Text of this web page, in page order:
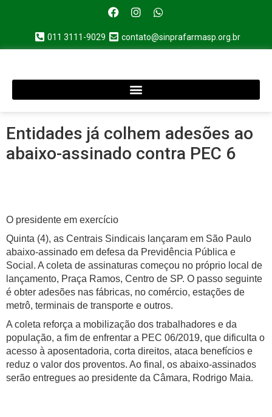
011 3111-9029 contato@sinprafarmasp.org.br
Entidades já colhem adesões ao
abaixo-assinado contra PEC 6
O presidente em exercício
Quinta (4), as Centrais Sindicais lançaram em São Paulo
abaixo-assinado em defesa da Previdência Pública e
Social. A coleta de assinaturas começou no próprio local de
lançamento, Praça Ramos, Centro de SP. O passo seguinte
é obter adesões nas fábricas, no comércio, estações de
metrô, terminais de transporte e outros.
A coleta reforça a mobilização dos trabalhadores e da
população, a fim de enfrentar a PEC 06/2019, que dificulta o
acesso à aposentadoria, corta direitos, ataca benefícios e
reduz o valor dos proventos. Ao final, os abaixo-assinados
serão entregues ao presidente da Câmara, Rodrigo Maia.